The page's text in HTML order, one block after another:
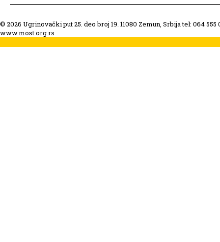
© 2026 Ugrinovački put 25. deo broj 19. 11080 Zemun, Srbija tel: 064 555
www.most.org.rs